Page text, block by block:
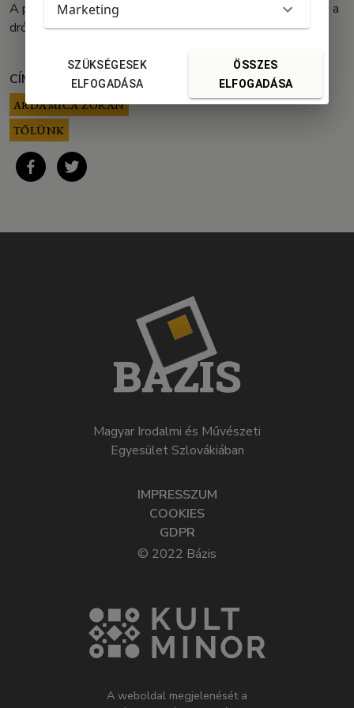
A parlament alelnökének ama verzió tetszik, mely szerint a
drónok nem vittek robbanóanyagot."
CÍMKÉK:
ARDAMICA ZORÁN
TŐLÜNK
Magyar Irodalmi és Művészeti
Egyesület Szlovákiában
IMPRESSZUM
COOKIES
GDPR
© 2022 Bázis
A weboldal megjelenését a
Marketing
SZÜKSÉGESEK
ELFOGADÁSA
ÖSSZES
ELFOGADÁSA